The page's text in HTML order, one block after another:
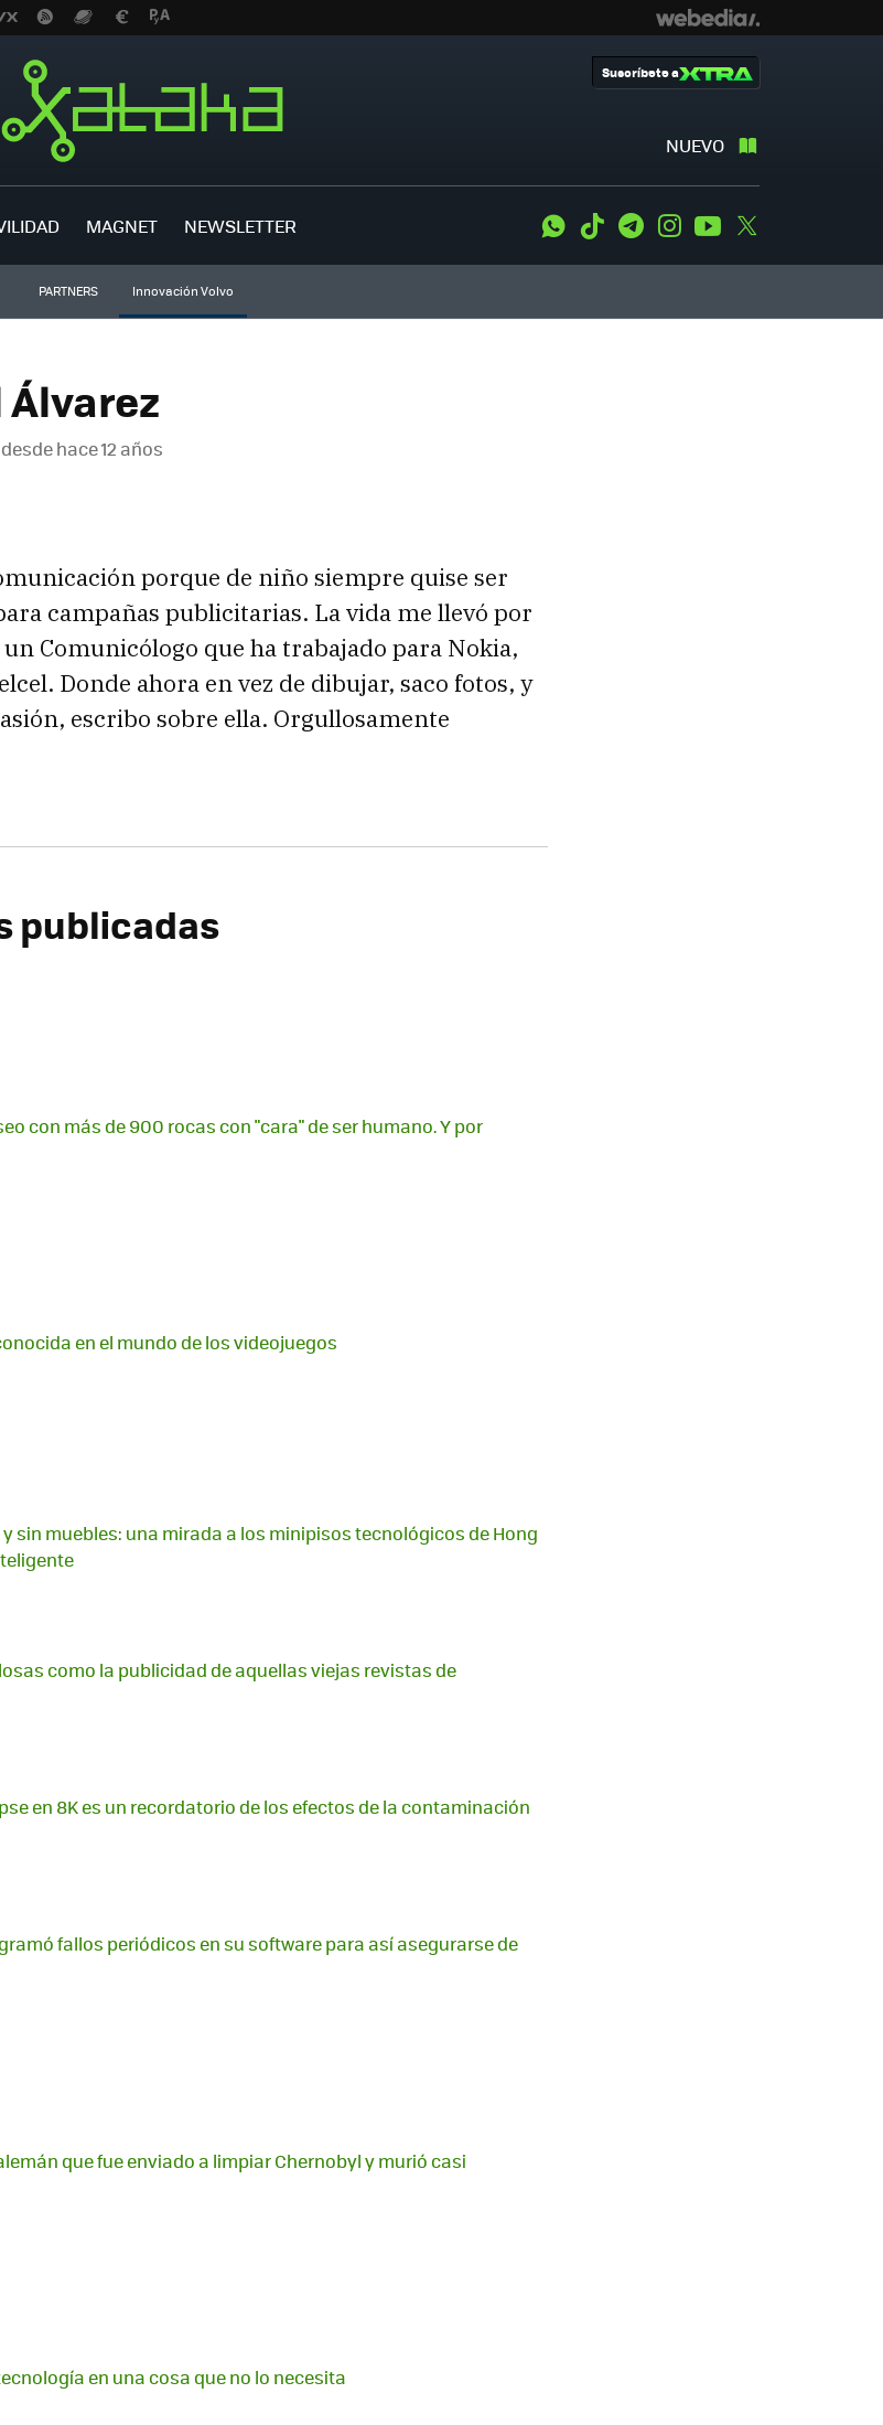
NUEVO
Suscríbete a
MAGNET NEWSLETTER WhatsApp
Tiktok TelegramInstagramYoutube
PARTNERS Innovación Volvo
Álvarez
hace 12 años
porque de niño siempre quise ser
campañas publicitarias. La vida me llevó por
Comunicólogo que ha trabajado para Nokia,
Donde ahora en vez de dibujar, saco fotos, y
escribo sobre ella. Orgullosamente
publicadas
con más de 900 rocas con "cara" de ser humano. Y por
en el mundo de los videojuegos
sin muebles: una mirada a los minipisos tecnológicos de Hong
como la publicidad de aquellas viejas revistas de
en 8K es un recordatorio de los efectos de la contaminación
fallos periódicos en su software para así asegurarse de
que fue enviado a limpiar Chernobyl y murió casi
en una cosa que no lo necesita